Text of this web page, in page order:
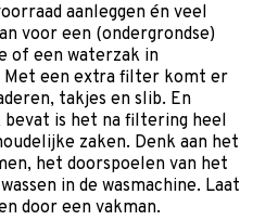
aanleggen én veel
voor een (ondergrondse)
of een waterzak in
een extra filter komt er
takjes en slib. En
is het na filtering heel
zaken. Denk aan het
het doorspoelen van het
in de wasmachine. Laat
door een vakman.